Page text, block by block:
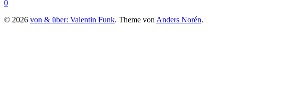
0
© 2026 von & über: Valentin Funk. Theme von Anders Norén.